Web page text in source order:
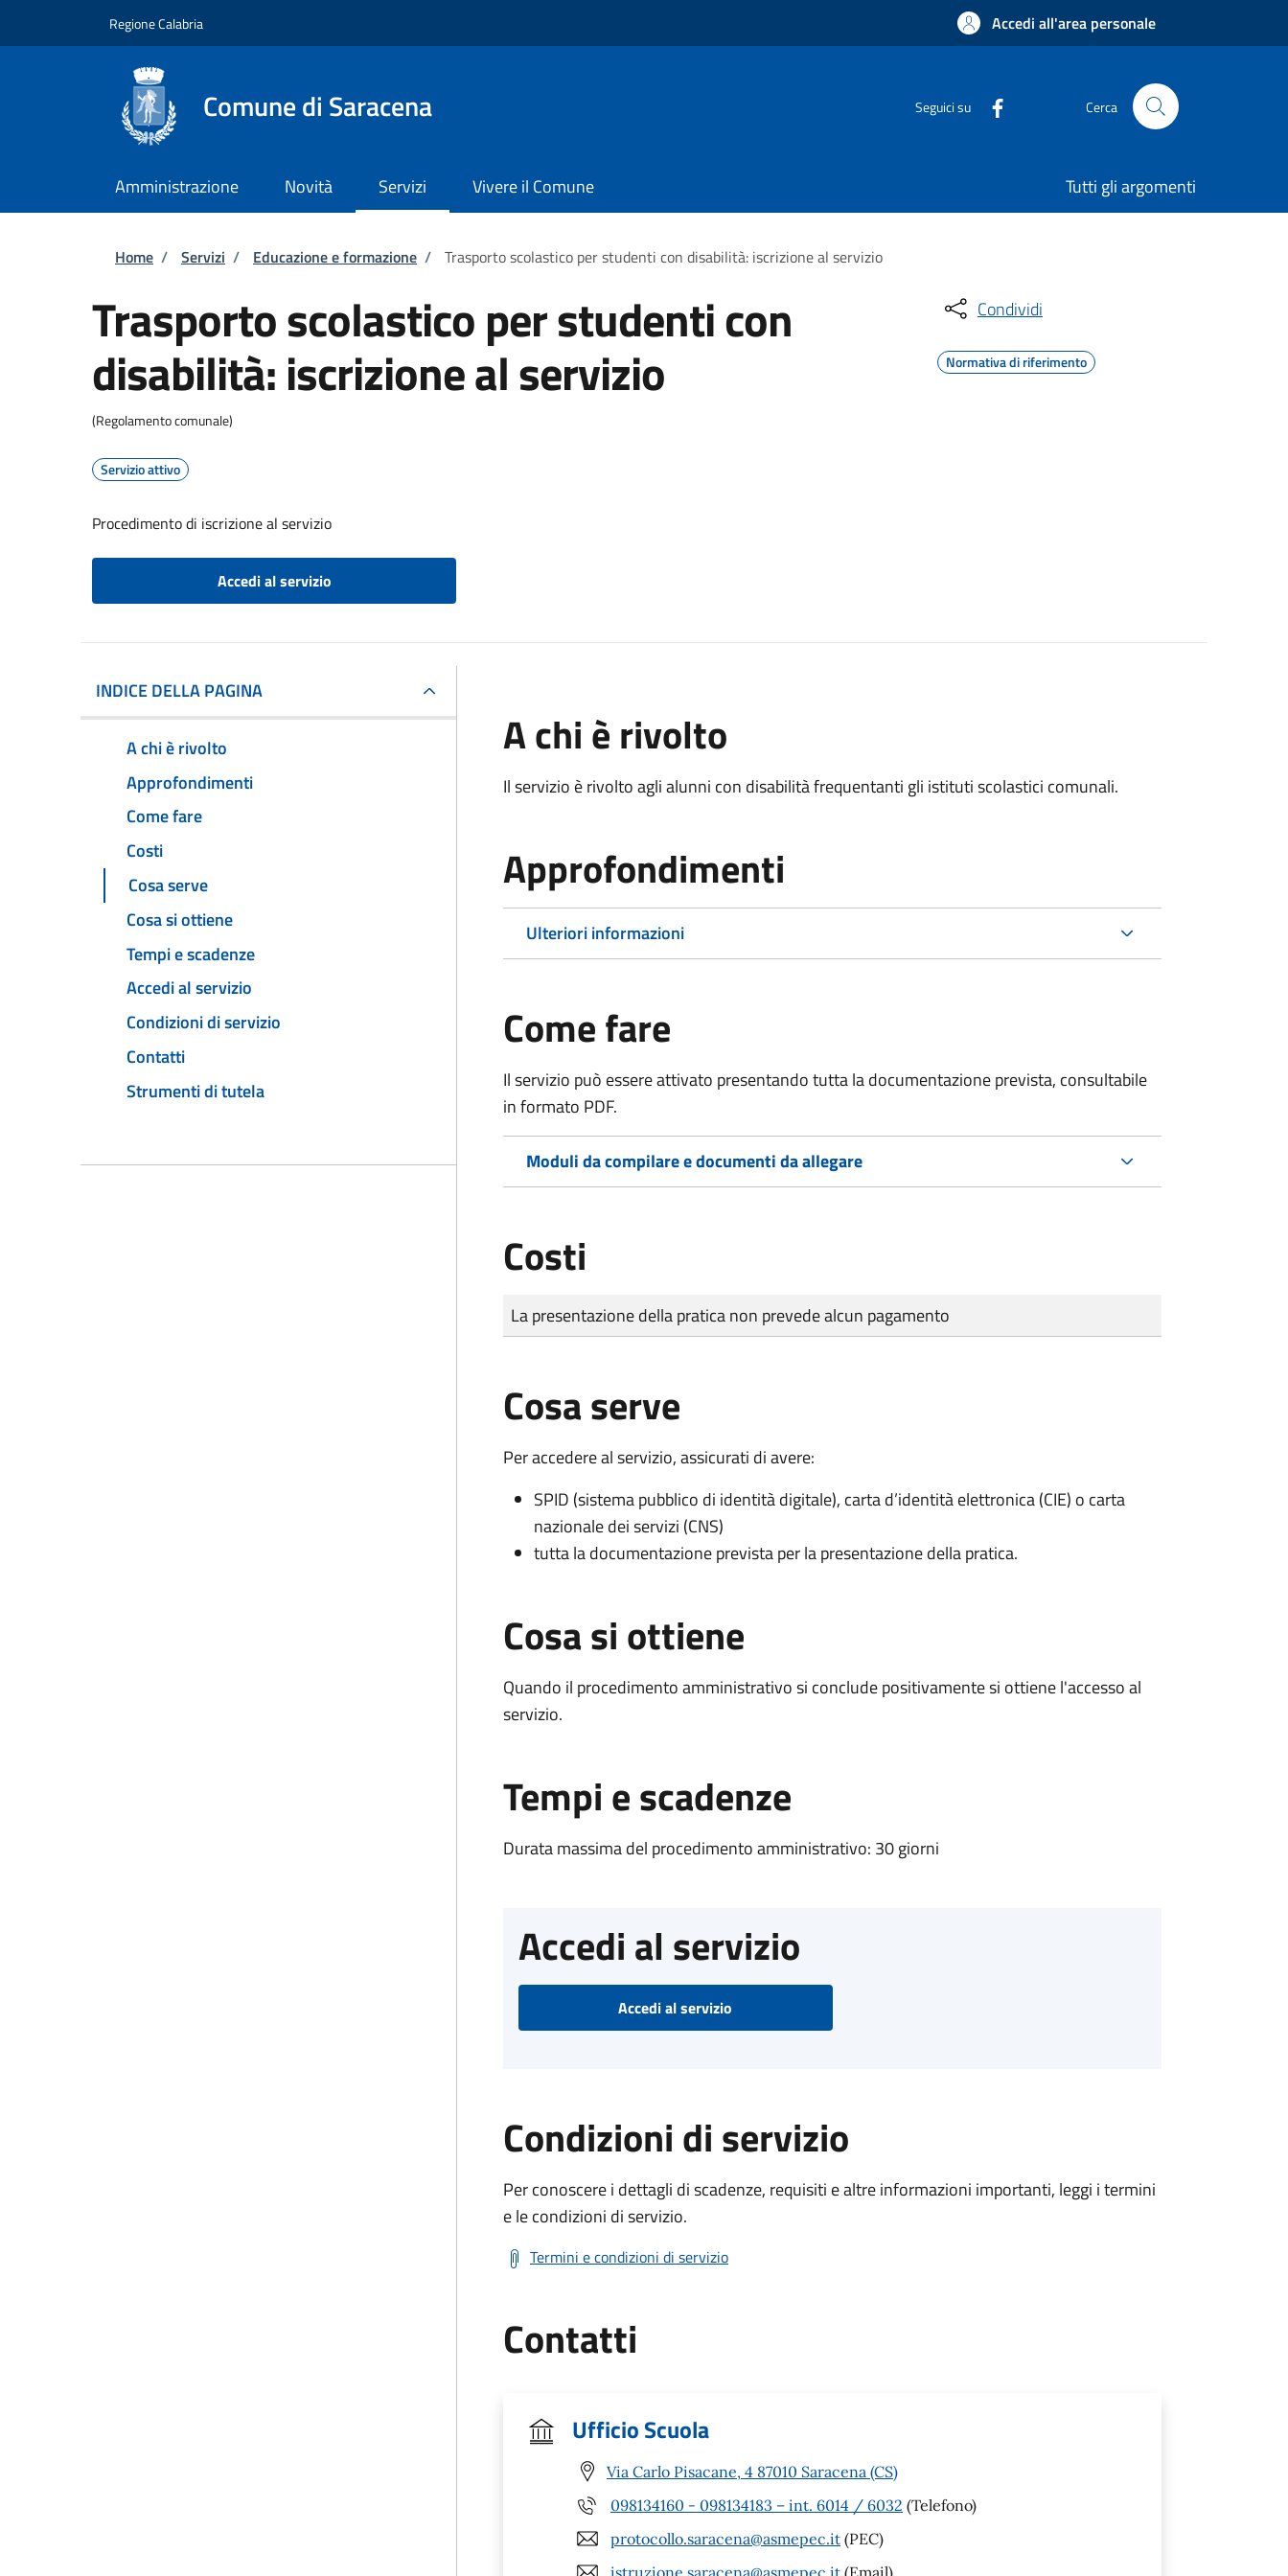
Regione Calabria Accedi all'area personale
Comune di Saracena Seguici su Cerca
Amministrazione Novità Servizi Vivere il Comune Tutti gli argomenti
Briciole di pane
Home / Servizi / Educazione e formazione / Trasporto scolastico per studenti con disabilità: iscrizione al servizio
Trasporto scolastico per studenti con
disabilità: iscrizione al servizio
(Regolamento comunale)
Servizio attivo
Procedimento di iscrizione al servizio
Accedi al servizio
Condividi
Normativa di riferimento
INDICE DELLA PAGINA
A chi è rivolto
Approfondimenti
Come fare
Costi
Cosa serve
Cosa si ottiene
Tempi e scadenze
Accedi al servizio
Condizioni di servizio
Contatti
Strumenti di tutela
A chi è rivolto
Il servizio è rivolto agli alunni con disabilità frequentanti gli istituti scolastici comunali.
Approfondimenti
Ulteriori informazioni
Come fare
Il servizio può essere attivato presentando tutta la documentazione prevista, consultabile
in formato PDF.
Moduli da compilare e documenti da allegare
Costi
Tipo di pagamento
Importo
La presentazione della pratica non prevede alcun pagamento
Cosa serve
Per accedere al servizio, assicurati di avere:
SPID (sistema pubblico di identità digitale), carta d’identità elettronica (CIE) o carta
nazionale dei servizi (CNS)
tutta la documentazione prevista per la presentazione della pratica.
Cosa si ottiene
Quando il procedimento amministrativo si conclude positivamente si ottiene l'accesso al
servizio.
Tempi e scadenze
Durata massima del procedimento amministrativo: 30 giorni
Accedi al servizio
Accedi al servizio
Condizioni di servizio
Per conoscere i dettagli di scadenze, requisiti e altre informazioni importanti, leggi i termini
e le condizioni di servizio.
Termini e condizioni di servizio
Contatti
Ufficio Scuola
Via Carlo Pisacane, 4 87010 Saracena (CS)
098134160 - 098134183 – int. 6014 / 6032 (Telefono)
protocollo.saracena@asmepec.it (PEC)
istruzione.saracena@asmepec.it (Email)